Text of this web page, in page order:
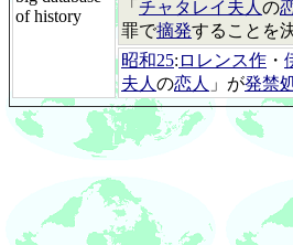
of history
「 チャタレイ夫人 の
罪で摘発することを
昭和25: ロレンス作 ・
夫人 の恋人 」が発禁